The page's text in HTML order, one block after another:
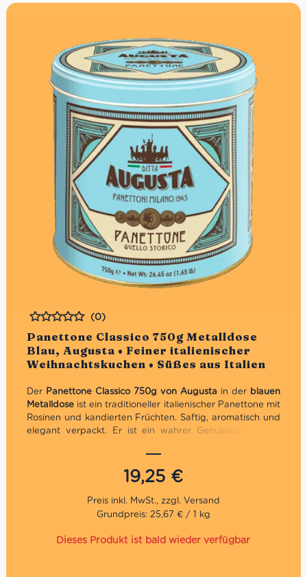
Panettone Classico 750g Metalldose
Blau, Augusta • Feiner italienischer
Weihnachtskuchen • Süßes aus Italien
Bewertet
(0)
DerPanettone Classico 750g von Augusta in der blauen
Metalldoseist ein traditioneller italienischer Panettone mit
Rosinen und kandierten Früchten. Saftig, aromatisch und
elegant verpackt. Er ist ein wahrer Genussklassiker zu
auch ein ideales Weihnachtsgeschenk.
Exklusives Geschenk für Weihnachten dank blauer
Mit Rosinen und kandierten Orangenschalen
Großzügiges Format
19,25 €
Grundpreis: 25,67 € / 1 kg
Dieses Produkt ist bald wieder verfügbar